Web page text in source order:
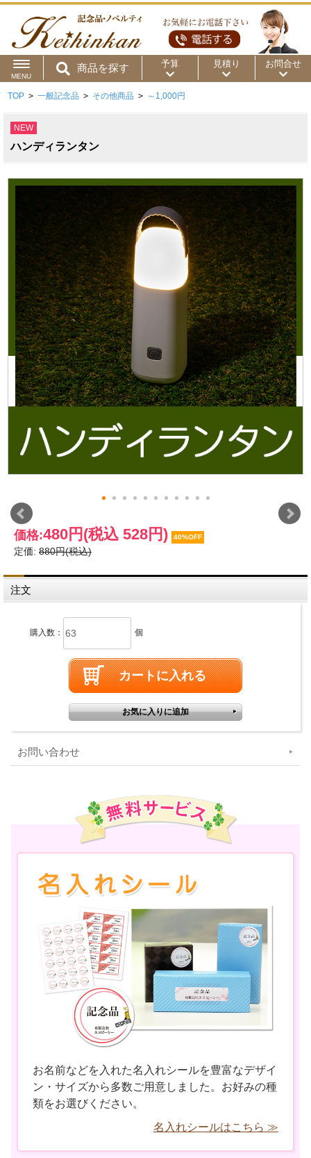
MENU
商品を探す 予算
用途から
商品カテゴリ
～50円 ～100円
～2,000円 ～5,000円 ～10,000円
～15,000円 ～20,000円 ～30,000円
～50,000円 50,001円～
見積り お問合せ
TOP > 一般記念品 > その他商品 > ～1,000円
NEW
ハンディランタン
価格:480円 (税込 528円) 40%OFF
定価: 880円(税込)
注文
購入数： 個
お問い合わせ
お名前などを入れた名入れシールを豊富なデザイ
ン・サイズから多数ご用意しました。お好みの種
類をお選びください。
名入れシールはこちら ≫